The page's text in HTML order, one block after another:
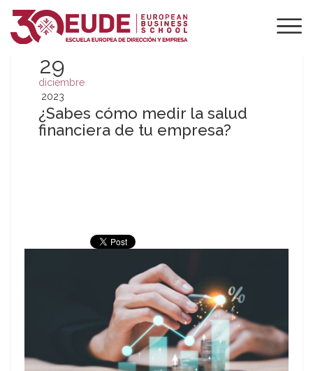
29
diciembre
2023
¿Sabes cómo medir la salud
financiera de tu empresa?